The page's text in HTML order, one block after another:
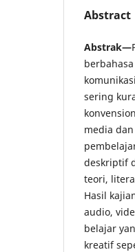
Abstract
Abstrak—
sering
media
deskriptif
teori,
Hasil
audio,
belajar
kreatif